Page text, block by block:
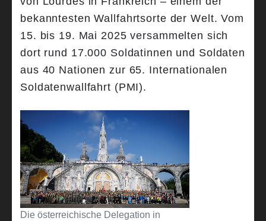
bekanntesten Wallfahrtsorte der Welt. Vom
15. bis 19. Mai 2025 versammelten sich
dort rund 17.000 Soldatinnen und Soldaten
aus 40 Nationen zur 65. Internationalen
Soldatenwallfahrt (PMI).
Die österreichische Delegation in